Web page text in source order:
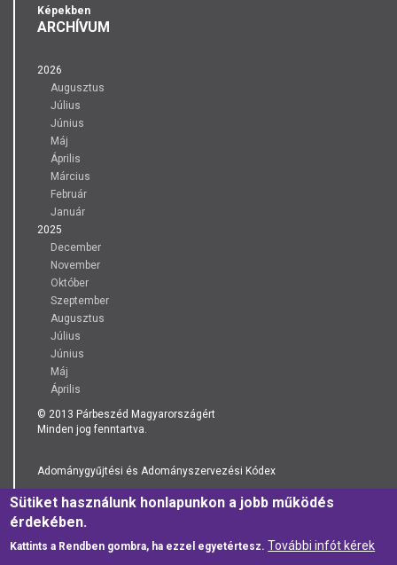
Képekben
ARCHÍVUM
2026
Augusztus
Július
Június
Máj
Április
Március
Február
Január
2025
December
November
Október
Szeptember
Augusztus
Július
Június
Máj
Április
© 2013 Párbeszéd Magyarországért
Minden jog fenntartva.
Adománygyűjtési és Adományszervezési Kódex
Sütiket használunk honlapunkon a jobb működés
érdekében.
Kattints a Rendben gombra, ha ezzel egyetértesz. További infót kérek